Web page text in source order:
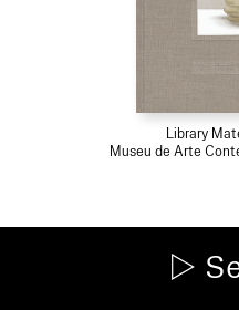
Library
Museu de Arte